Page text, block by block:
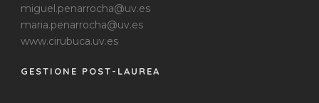
miguel.penarrocha@uv.es
maria.penarrocha@uv.es
www.cirubuca.uv.es
GESTIONE POST-LAUREA